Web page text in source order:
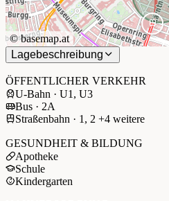
©basemap.at
Lagebeschreibung
ÖFFENTLICHER VERKEHR
U-Bahn · U1, U3
Bus · 2A
Straßenbahn · 1, 2 +4 weitere
GESUNDHEIT & BILDUNG
Apotheke
Schule
Kindergarten